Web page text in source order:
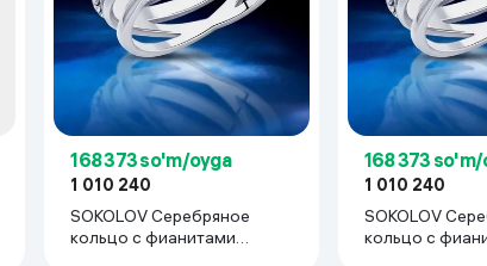
168 373 so'm/oyga
1 010 240
SOKOLOV Серебряное
кольцо с фианитами
168 373
1 010 240
SOKOLOV
кольцо с